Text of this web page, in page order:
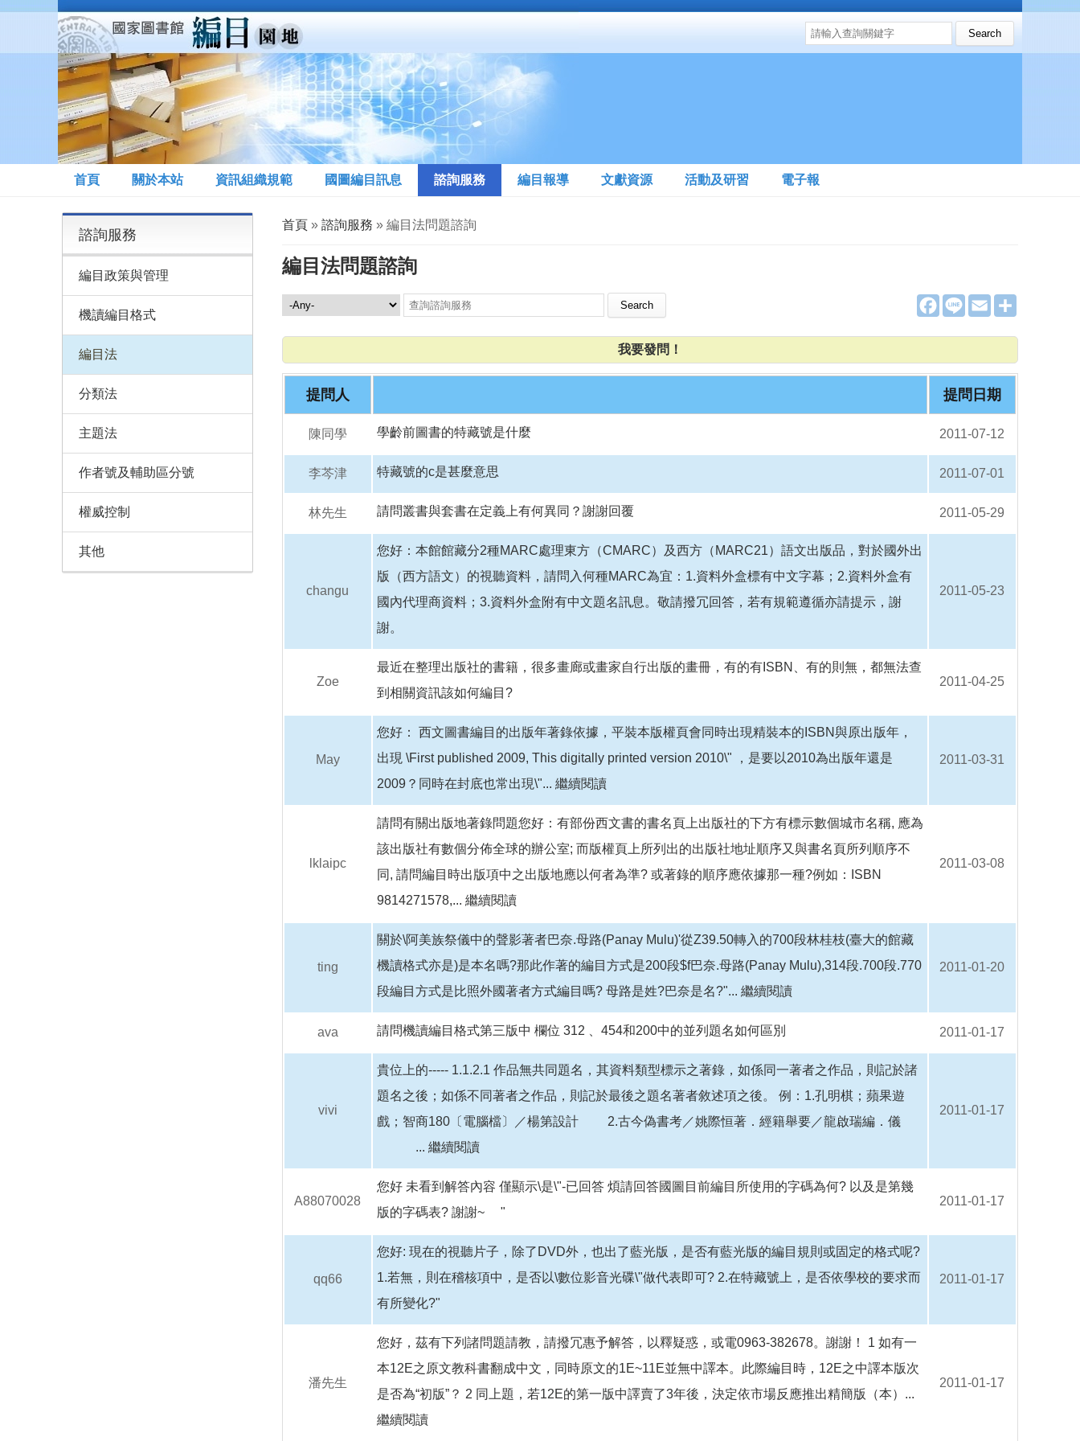
移至主內容
搜尋表單
Search this site
首頁 關於本站 資訊組織規範 國圖編目訊息 諮詢服務 編目報導 文獻資源 活動及研習 電子報
您在這裡
首頁» 諮詢服務 » 編目法問題諮詢
編目法問題諮詢
F
a
e
o
o
k
L
e
E
m
i
諮詢服務 Search this site
我要發問！
提問人 提問日期
陳同學 學齡前圖書的特藏號是什麼 2011-07-12
李芩津 特藏號的c是甚麼意思 2011-07-01
林先生 請問叢書與套書在定義上有何異同？謝謝回覆 2011-05-29
changu
您好：本館館藏分2種MARC處理東方（CMARC）及西方（MARC21）語文出版品，對於國外出
版（西方語文）的視聽資料，請問入何種MARC為宜：1.資料外盒標有中文字幕；2.資料外盒有
國內代理商資料；3.資料外盒附有中文題名訊息。敬請撥冗回答，若有規範遵循亦請提示，謝
謝。
2011-05-23
Zoe
最近在整理出版社的書籍，很多畫廊或畫家自行出版的畫冊，有的有ISBN、有的則無，都無法查
到相關資訊該如何編目?
2011-04-25
May
您好： 西文圖書編目的出版年著錄依據，平裝本版權頁會同時出現精裝本的ISBN與原出版年，
出現 \First published 2009, This digitally printed version 2010\" ，是要以2010為出版年還是
2009？同時在封底也常出現\"... 繼續閱讀
2011-03-31
lklaipc
請問有關出版地著錄問題您好：有部份西文書的書名頁上出版社的下方有標示數個城市名稱, 應為
該出版社有數個分佈全球的辦公室; 而版權頁上所列出的出版社地址順序又與書名頁所列順序不
同, 請問編目時出版項中之出版地應以何者為準? 或著錄的順序應依據那一種?例如：ISBN
9814271578,... 繼續閱讀
2011-03-08
ting
關於\阿美族祭儀中的聲影著者巴奈.母路(Panay Mulu)'從Z39.50轉入的700段林桂枝(臺大的館藏
機讀格式亦是)是本名嗎?那此作著的編目方式是200段$f巴奈.母路(Panay Mulu),314段.700段.770
段編目方式是比照外國著者方式編目嗎? 母路是姓?巴奈是名?"... 繼續閱讀
2011-01-20
ava 請問機讀編目格式第三版中 欄位 312 、454和200中的並列題名如何區別 2011-01-17
vivi
貴位上的----- 1.1.2.1 作品無共同題名，其資料類型標示之著錄，如係同一著者之作品，則記於諸
題名之後；如係不同著者之作品，則記於最後之題名著者敘述項之後。 例：1.孔明棋；蘋果遊
戲；智商180〔電腦檔〕／楊第設計 2.古今偽書考／姚際恒著．經籍舉要／龍啟瑞編．儀
... 繼續閱讀
2011-01-17
A88070028
您好 未看到解答內容 僅顯示\是\"-已回答 煩請回答國圖目前編目所使用的字碼為何? 以及是第幾
版的字碼表? 謝謝~ "
2011-01-17
qq66
您好: 現在的視聽片子，除了DVD外，也出了藍光版，是否有藍光版的編目規則或固定的格式呢?
1.若無，則在稽核項中，是否以\數位影音光碟\"做代表即可? 2.在特藏號上，是否依學校的要求而
有所變化?"
2011-01-17
潘先生
您好，茲有下列諸問題請教，請撥冗惠予解答，以釋疑惑，或電0963-382678。謝謝！ 1 如有一
本12E之原文教科書翻成中文，同時原文的1E~11E並無中譯本。此際編目時，12E之中譯本版次
是否為“初版”？ 2 同上題，若12E的第一版中譯賣了3年後，決定依市場反應推出精簡版（本）...
繼續閱讀
2011-01-17
諮詢服務
編目政策與管理
機讀編目格式
編目法
分類法
主題法
作者號及輔助區分號
權威控制
其他